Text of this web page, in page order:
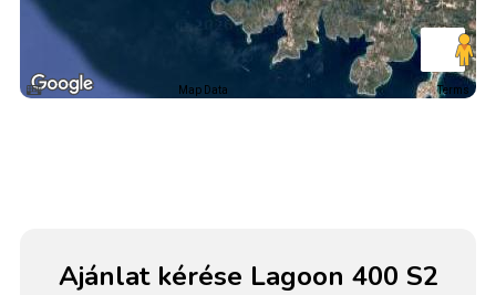
Map Data Terms
Ajánlat kérése Lagoon 400 S2